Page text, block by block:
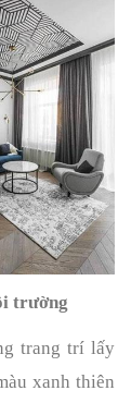
trường
trang trí lấy
xanh thiên